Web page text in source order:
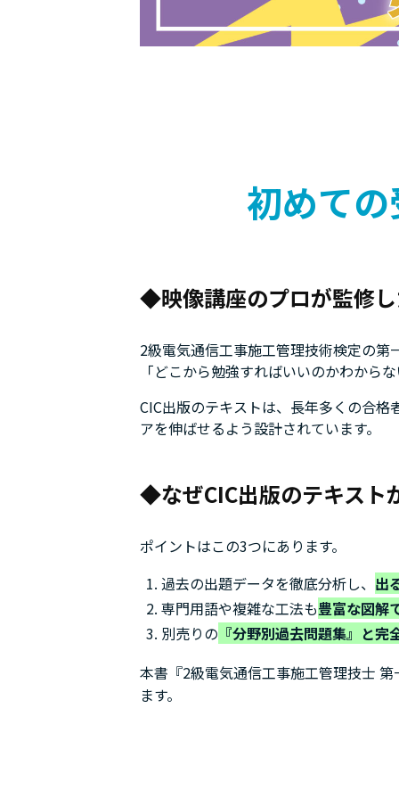
初めて
映像講座のプロが監修
2級電気通信工事施工管理技術検定の
「どこから勉強すればいいのかわから
CIC出版のテキストは、長年多くの合
アを伸ばせるよう設計されています。
なぜCIC出版のテキス
ポイントはこの3つにあります。
過去の出題データを徹底分析し、 出
専門用語や複雑な工法も豊富な図解
別売りの 『分野別過去問題集』と完
本書『2級電気通信工事施工管理技士
ます。